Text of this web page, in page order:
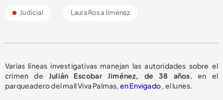
Judicial Laura Rosa Jiménez
Varias líneas investigativas manejan las autoridades sobre el
crimen de Julián Escobar Jiménez, de 38 años, en el
parqueadero del mall Viva Palmas, en Envigado, el lunes.